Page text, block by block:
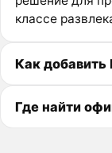
классе
Как добавить
Где найти